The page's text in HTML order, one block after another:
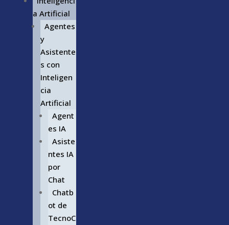
a Artificial
Agentes
y
Asistente
s con
Inteligen
cia
Artificial
Agent
es IA
Asiste
ntes IA
por
Chat
Chatb
ot de
TecnoC